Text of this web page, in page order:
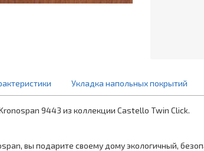
Укладка напольных покрытий
9443 из коллекции Castello Twin Click.
вы подарите своему дому экологичный,